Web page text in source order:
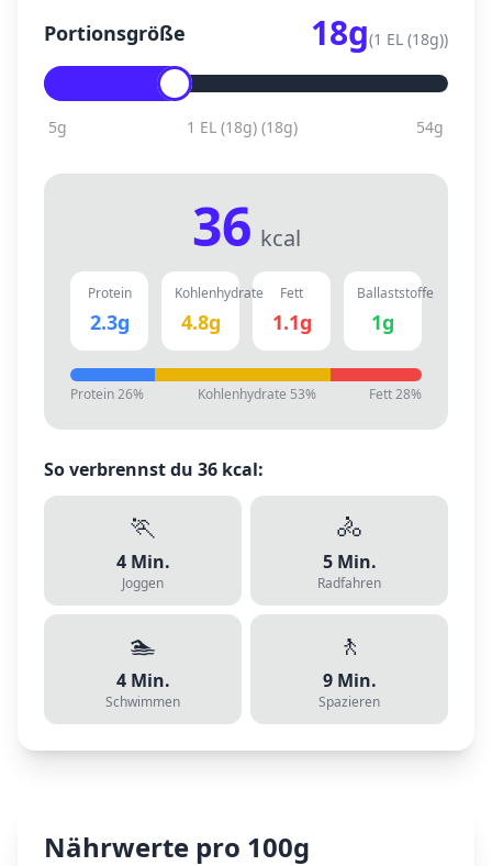
Portionsgröße 18g(1 EL (18g))
5g 1 EL (18g)(18g) 54g
36 kcal
Protein
2.3g
Kohlenhydrate
4.8g
Fett
1.1g
Ballaststoffe
1g
Protein26% Kohlenhydrate 53% Fett28%
So verbrennst du 36 kcal:
🏃
4Min.
Joggen
🚴
5Min.
Radfahren
🏊
4Min.
Schwimmen
🚶
9Min.
Spazieren
Nährwerte pro 100g